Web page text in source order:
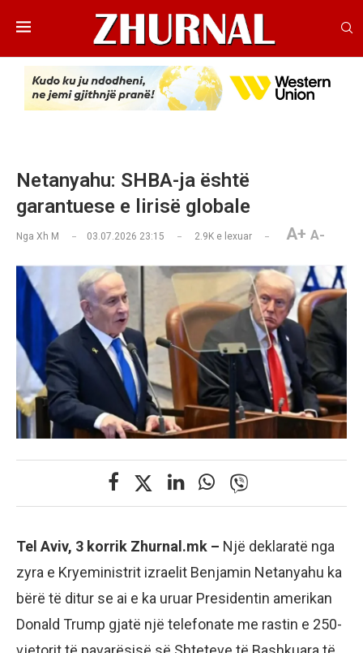
Netanyahu: SHBA-ja është
garantuese e lirisë globale
Nga Xh M 03.07.2026 23:15 2.9K e lexuar A+ A-
Tel Aviv, 3 korrik Zhurnal.mk – Një deklaratë nga
zyra e Kryeministrit izraelit Benjamin Netanyahu ka
bërë të ditur se ai e ka uruar Presidentin amerikan
Donald Trump gjatë një telefonate me rastin e 250-